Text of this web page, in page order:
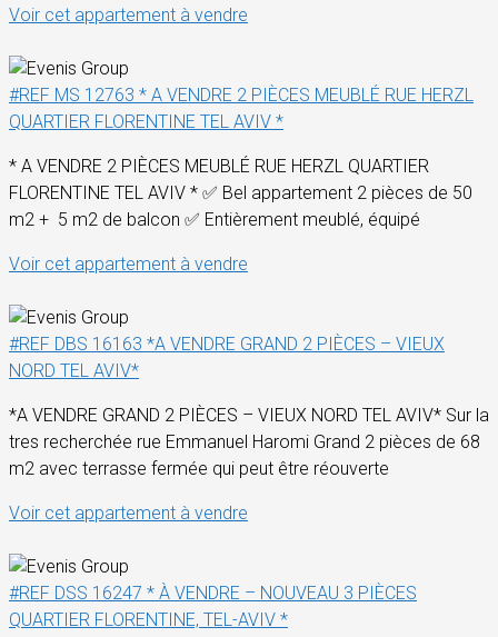
Voir cet appartement à vendre
#REF MS 12763 * A VENDRE 2 PIÈCES MEUBLÉ RUE HERZL
QUARTIER FLORENTINE TEL AVIV *
* A VENDRE 2 PIÈCES MEUBLÉ RUE HERZL QUARTIER
FLORENTINE TEL AVIV * ✅ Bel appartement 2 pièces de 50
m2 + 5 m2 de balcon ✅ Entièrement meublé, équipé
Voir cet appartement à vendre
#REF DBS 16163 *A VENDRE GRAND 2 PIÈCES – VIEUX
NORD TEL AVIV*
*A VENDRE GRAND 2 PIÈCES – VIEUX NORD TEL AVIV* Sur la
tres recherchée rue Emmanuel Haromi Grand 2 pièces de 68
m2 avec terrasse fermée qui peut être réouverte
Voir cet appartement à vendre
#REF DSS 16247 * À VENDRE – NOUVEAU 3 PIÈCES
QUARTIER FLORENTINE, TEL-AVIV *